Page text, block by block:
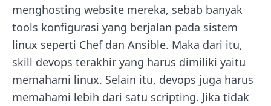
menghosting website mereka, sebab banyak
tools konfigurasi yang berjalan pada sistem
linux seperti Chef dan Ansible. Maka dari itu,
skill devops terakhir yang harus dimiliki yaitu
memahami linux. Selain itu, devops juga harus
memahami lebih dari satu scripting. Jika tidak